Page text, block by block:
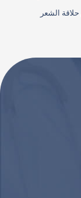
الشعر